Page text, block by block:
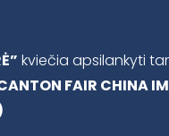
kviečia apsilankyti
FAIR CHINA